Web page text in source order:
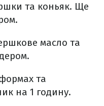
та коньяк. Ще
масло та
та
на 1 годину.